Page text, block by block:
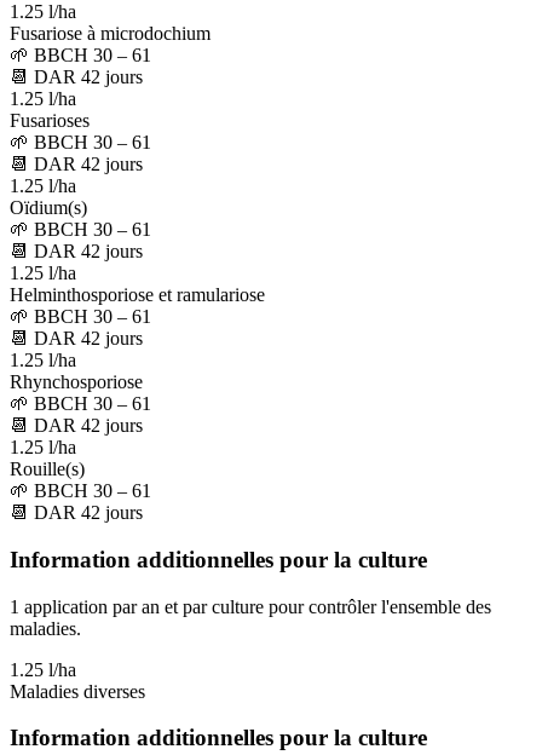
1.25 l/ha
Fusariose à microdochium
🌱 BBCH 30 – 61
📆 DAR 42 jours
1.25 l/ha
Fusarioses
🌱 BBCH 30 – 61
📆 DAR 42 jours
1.25 l/ha
Oïdium(s)
🌱 BBCH 30 – 61
📆 DAR 42 jours
1.25 l/ha
Helminthosporiose et ramulariose
🌱 BBCH 30 – 61
📆 DAR 42 jours
1.25 l/ha
Rhynchosporiose
🌱 BBCH 30 – 61
📆 DAR 42 jours
1.25 l/ha
Rouille(s)
🌱 BBCH 30 – 61
📆 DAR 42 jours
Information additionnelles pour la culture
1 application par an et par culture pour contrôler l'ensemble des
maladies.
1.25 l/ha
Maladies diverses
Information additionnelles pour la culture